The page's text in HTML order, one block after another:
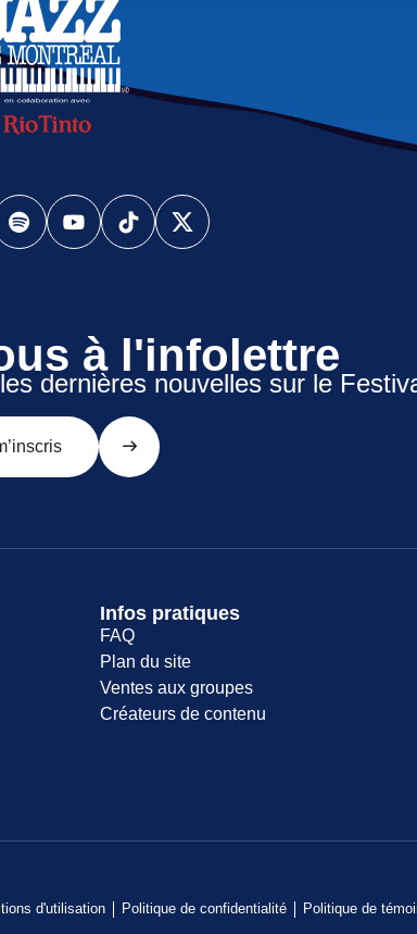
à l'infolettre
dernières nouvelles sur le
Infos pratiques
FAQ
Plan du site
Ventes aux groupes
Créateurs de contenu
d'utilisation Politique de confidentialité Politique de